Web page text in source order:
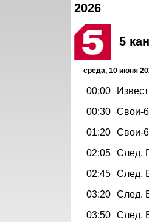
2026
5
среда, 10 июня
00:00
00:30 Свои-
01:20 Свои-
02:05 След.
02:45 След.
03:20 След.
03:50 След.